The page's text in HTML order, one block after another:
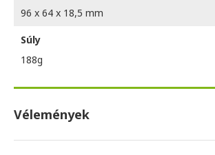
96 x 64 x 18,5 mm
Súly
188g
Vélemények